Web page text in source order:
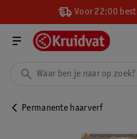
Voor 22:00
Permanente haarverf